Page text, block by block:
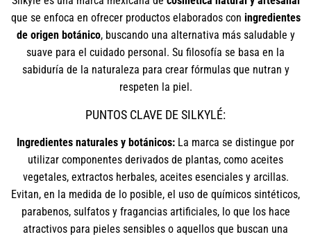
que se enfoca en ofrecer productos elaborados con ingredientes
de origen botánico, buscando una alternativa más saludable y
suave para el cuidado personal. Su filosofía se basa en la
sabiduría de la naturaleza para crear fórmulas que nutran y
respeten la piel.
PUNTOS CLAVE DE SILKYLÉ:
Ingredientes naturales y botánicos: La marca se distingue por
utilizar componentes derivados de plantas, como aceites
vegetales, extractos herbales, aceites esenciales y arcillas.
Evitan, en la medida de lo posible, el uso de químicos sintéticos,
parabenos, sulfatos y fragancias artificiales, lo que los hace
atractivos para pieles sensibles o aquellos que buscan una